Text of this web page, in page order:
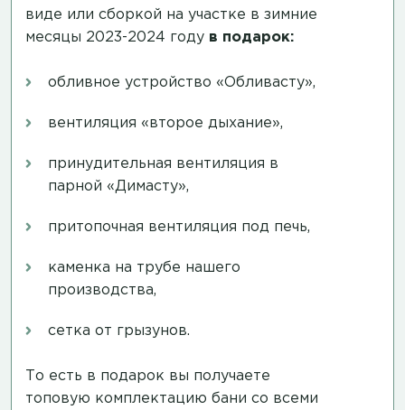
виде или сборкой на участке в зимние
месяцы 2023-2024 году в подарок:
обливное устройство «Обливасту»,
вентиляция «второе дыхание»,
принудительная вентиляция в
парной «Димасту»,
притопочная вентиляция под печь,
каменка на трубе нашего
производства,
сетка от грызунов.
То есть в подарок вы получаете
топовую комплектацию бани со всеми